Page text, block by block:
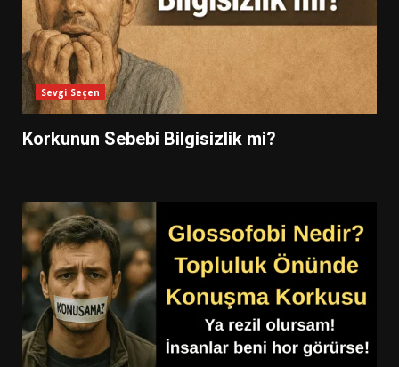
Sevgi Seçen
Korkunun Sebebi Bilgisizlik mi?